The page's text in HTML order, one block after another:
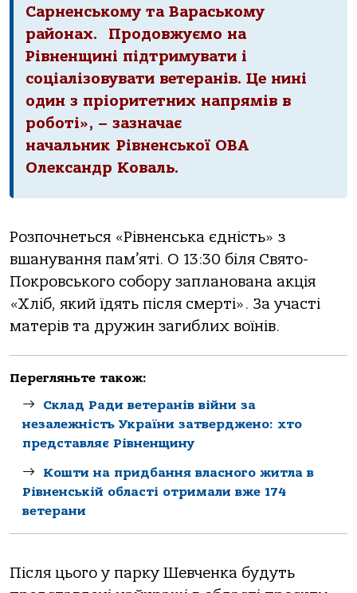
Сарненському та Вараському
районах. Продовжуємо на
Рівненщині підтримувати і
соціалізовувати ветеранів. Це нині
один з пріоритетних напрямів в
роботі», – зазначає
начальник Рівненської ОВА
Олександр Коваль.
Розпочнеться «Рівненська єдність» з
вшанування пам’яті. О 13:30 біля Свято-
Покровського собору запланована акція
«Хліб, який їдять після смерті». За участі
матерів та дружин загиблих воїнів.
Перегляньте також:
Склад Ради ветеранів війни за
незалежність України затверджено: хто
представляє Рівненщину
Кошти на придбання власного житла в
Рівненській області отримали вже 174
ветерани
Після цього у парку Шевченка будуть